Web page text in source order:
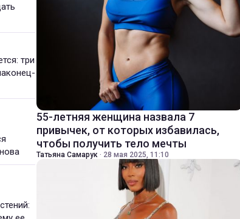
три
55-летняя женщина назвала 7
привычек, от которых избавилась,
чтобы получить тело мечты
Татьяна Самарук · 28 мая 2025, 11:10